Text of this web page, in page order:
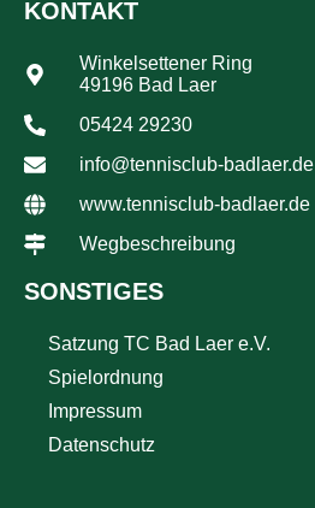
KONTAKT
Winkelsettener Ring
49196 Bad Laer
05424 29230
info@tennisclub-badlaer.de
www.tennisclub-badlaer.de
Wegbeschreibung
SONSTIGES
Satzung TC Bad Laer e.V.
Spielordnung
Impressum
Datenschutz